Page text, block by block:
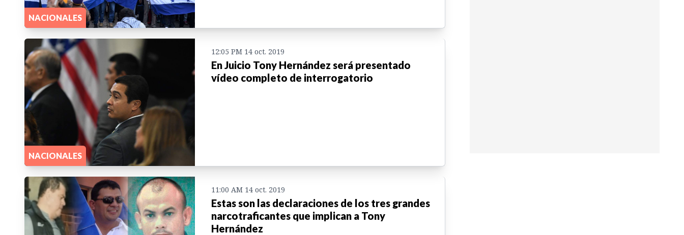
NACIONALES
NACIONALES
12:05 PM 14 oct. 2019
En Juicio Tony Hernández será presentado
vídeo completo de interrogatorio
11:00 AM 14 oct. 2019
Estas son las declaraciones de los tres grandes
narcotraficantes que implican a Tony
Hernández